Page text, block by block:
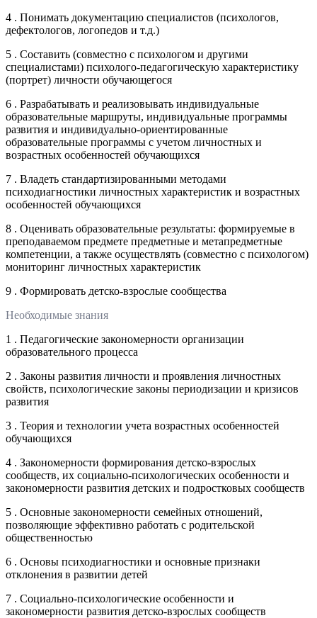
4 . Понимать документацию специалистов (психологов,
дефектологов, логопедов и т.д.)
5 . Составить (совместно с психологом и другими
специалистами) психолого-педагогическую характеристику
(портрет) личности обучающегося
6 . Разрабатывать и реализовывать индивидуальные
образовательные маршруты, индивидуальные программы
развития и индивидуально-ориентированные
образовательные программы с учетом личностных и
возрастных особенностей обучающихся
7 . Владеть стандартизированными методами
психодиагностики личностных характеристик и возрастных
особенностей обучающихся
8 . Оценивать образовательные результаты: формируемые в
преподаваемом предмете предметные и метапредметные
компетенции, а также осуществлять (совместно с психологом)
мониторинг личностных характеристик
9 . Формировать детско-взрослые сообщества
Необходимые знания
1 . Педагогические закономерности организации
образовательного процесса
2 . Законы развития личности и проявления личностных
свойств, психологические законы периодизации и кризисов
развития
3 . Теория и технологии учета возрастных особенностей
обучающихся
4 . Закономерности формирования детско-взрослых
сообществ, их социально-психологических особенности и
закономерности развития детских и подростковых сообществ
5 . Основные закономерности семейных отношений,
позволяющие эффективно работать с родительской
общественностью
6 . Основы психодиагностики и основные признаки
отклонения в развитии детей
7 . Социально-психологические особенности и
закономерности развития детско-взрослых сообществ